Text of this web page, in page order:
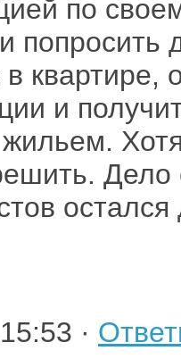
по
попросить
квартире,
и
Дело
остался
·